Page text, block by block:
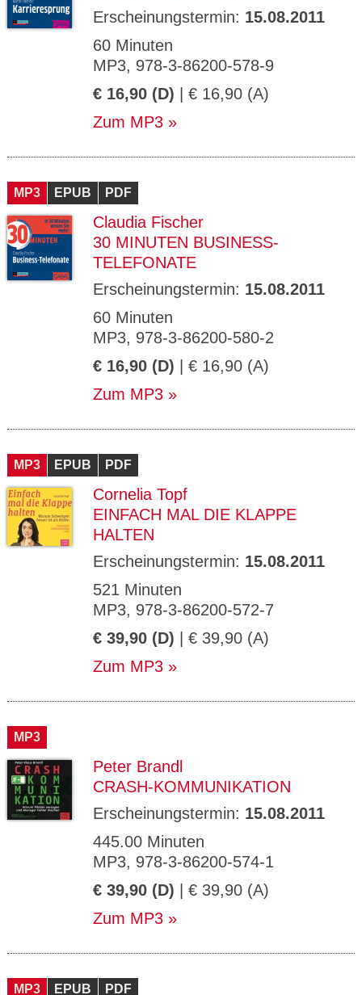
Erscheinungstermin: 15.08.2011
60 Minuten
MP3, 978-3-86200-578-9
€ 16,90 (D) | € 16,90 (A)
Zum MP3
MP3 EPUB PDF
Claudia Fischer
30 MINUTEN BUSINESS-
TELEFONATE
Erscheinungstermin: 15.08.2011
60 Minuten
MP3, 978-3-86200-580-2
€ 16,90 (D) | € 16,90 (A)
Zum MP3
MP3 EPUB PDF
Cornelia Topf
EINFACH MAL DIE KLAPPE
HALTEN
Erscheinungstermin: 15.08.2011
521 Minuten
MP3, 978-3-86200-572-7
€ 39,90 (D) | € 39,90 (A)
Zum MP3
MP3
Peter Brandl
CRASH-KOMMUNIKATION
Erscheinungstermin: 15.08.2011
445.00 Minuten
MP3, 978-3-86200-574-1
€ 39,90 (D) | € 39,90 (A)
Zum MP3
MP3 EPUB PDF